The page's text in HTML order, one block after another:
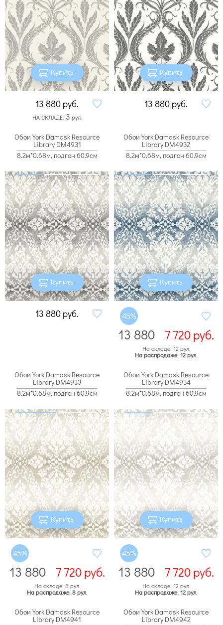
Купить
13 880 руб.
НА СКЛАДЕ: 3 рул.
Купить
13 880 руб.
Обои York Damask Resource
Library DM4931
8.2м*0.68м, подгон 60.9см
Купить
13 880 руб.
Обои York Damask Resource
Library DM4932
8.2м*0.68м, подгон 60.9см
Купить
45%
13 880 7 720руб.
На складе: 12 рул.
На распродаже: 12 рул.
Обои York Damask Resource
Library DM4933
8.2м*0.68м, подгон 60.9см
Купить
45%
13 880 7 720руб.
На складе: 8 рул.
На распродаже: 8 рул.
Обои York Damask Resource
Library DM4934
8.2м*0.68м, подгон 60.9см
Купить
45%
13 880 7 720руб.
На складе: 12 рул.
На распродаже: 12 рул.
Обои York Damask Resource
Library DM4941
Обои York Damask Resource
Library DM4942